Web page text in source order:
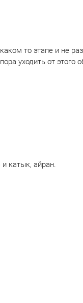
то этапе и не
уходить от этого
катык, айран.